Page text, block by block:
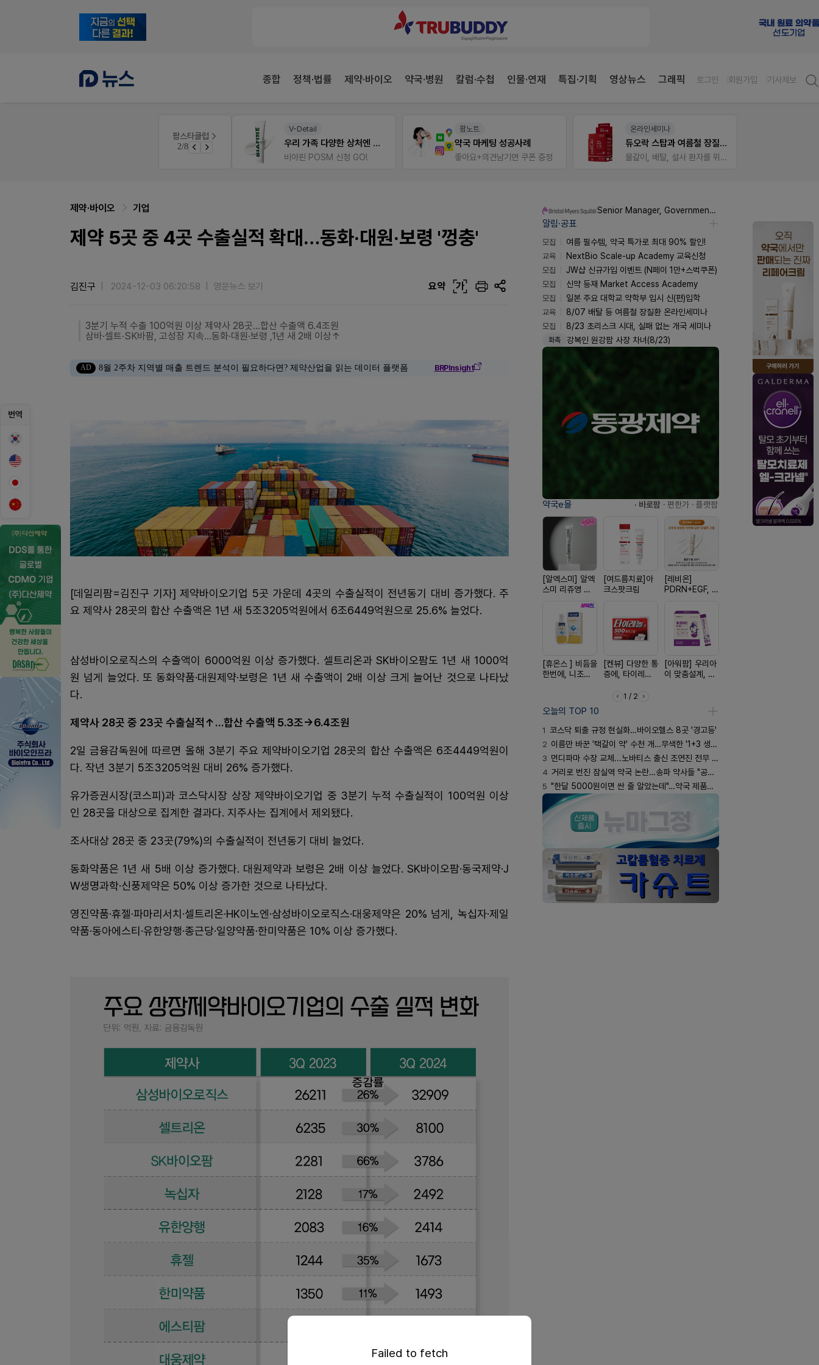
종합 정책·법률 제약·바이오 약국·병원 칼럼·수첩 인물·연재 특집·기획 영상뉴스 그래픽 로그인 회원가입 기사제보
팜스타클럽
3/8 우리 가족 다양한 상처엔 비아핀!
팜노트
약국 마케팅 성공사례
좋아요+의견남기면 쿠폰 증정
온라인세미나
물갈이, 배탈, 설사 환자를 위한 실전 상담&판매 전략
팜리쿠르트
약국 첫 채용공고 0원+'한번 더' 무료 연장
퀴즈 참여시 룰렛쿠폰
번역
제약·바이오 기업
제약 5곳 중 4곳 수출실적 확대…동화·대원·보령 '껑충'
김진구 2024-12-03 06:20:58 영문뉴스 보기 요약 가
3분기 누적 수출 100억원 이상 제약사 28곳…합산 수출액 6.4조원
삼바·셀트·SK바팜, 고성장 지속…동화·대원·보령 ,1년 새 2배 이상↑
AD 8월 2주차 지역별 매출 트렌드 분석이 필요하다면? 제약산업을 읽는 데이터 플랫폼 BRPInsight
[데일리팜=김진구 기자] 제약바이오기업 5곳 가운데 4곳의 수출실적이 전년동기 대비 증가했다. 주
요 제약사 28곳의 합산 수출액은 1년 새 5조3205억원에서 6조6449억원으로 25.6% 늘었다.
삼성바이오로직스의 수출액이 6000억원 이상 증가했다. 셀트리온과 SK바이오팜도 1년 새 1000억
원 넘게 늘었다. 또 동화약품·대원제약·보령은 1년 새 수출액이 2배 이상 크게 늘어난 것으로 나타났
다.
제약사 28곳 중 23곳 수출실적↑…합산 수출액 5.3조→6.4조원
2일 금융감독원에 따르면 올해 3분기 주요 제약바이오기업 28곳의 합산 수출액은 6조4449억원이
다. 작년 3분기 5조3205억원 대비 26% 증가했다.
유가증권시장(코스피)과 코스닥시장 상장 제약바이오기업 중 3분기 누적 수출실적이 100억원 이상
인 28곳을 대상으로 집계한 결과다. 지주사는 집계에서 제외됐다.
조사대상 28곳 중 23곳(79%)의 수출실적이 전년동기 대비 늘었다.
동화약품은 1년 새 5배 이상 증가했다. 대원제약과 보령은 2배 이상 늘었다. SK바이오팜·동국제약·J
W생명과학·신풍제약은 50% 이상 증가한 것으로 나타났다.
영진약품·휴젤·파마리서치·셀트리온·HK이노엔·삼성바이오로직스·대웅제약은 20% 넘게, 녹십자·제일
약품·동아에스티·유한양행·종근당·일양약품·한미약품은 10% 이상 증가했다.
Senior Manager, Government Affairs & External Liaison (Permanent)
알림·공표
모집
여름 필수템, 약국 특가로 최대 90% 할인!
교육
NextBio Scale-up Academy 교육신청
모집
JW샵 신규가입 이벤트 (N페이 1만+스벅쿠폰)
모집
신약 등재 Market Access Academy
모집
일본 주요 대학교 약학부 입시 신(편)입학
교육
8/07 배탈 등 여름철 장질환 온라인세미나
모집
8/23 초리스크 시대, 실패 없는 개국 세미나
화촉 강복인 원강팜 사장 차녀(8/23)
약국e몰 · 바로팜 · 편한가 · 플랫팜
[알엑스미] 알엑
스미 리쥬영 울
10000 딥리페
[여드름치료]아
크스팟크림
[레비온]
PDRN+EGF, 레
EGF 크림
[휴온스 ] 비듬을
한번에, 니조랄
[켄뷰] 다양한 통
증에, 타이레놀
[아워팜] 우리아
이 맞춤설계, 바
1 / 2
오늘의 TOP 10
1 코스닥 퇴출 규정 현실화…바이오헬스 8곳 '경고등'
2 이름만 바꾼 '택갈이 약' 수천 개…무색한 '1+3 생동'
3 먼디파마 수장 교체...노바티스 출신 조연진 전무 내정
4 거리로 번진 잠실역 약국 논란…송파 약사들 "공공성 훼손"
5 "한달 5000원이면 싼 줄 알았는데"…약국 제품과 비교해보니
Failed to fetch